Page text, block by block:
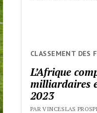
CLASSEMENT DES
L’Afrique
milliardaires
2023
PAR VINCESLAS